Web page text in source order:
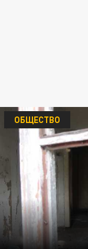
ОБЩЕСТВО